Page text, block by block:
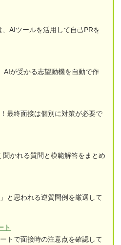
AIツールを活用して自己PRを
AIが受かる志望動機を自動で作
最終面接は個別に対策が必要で
聞かれる質問と模範解答をまとめ
と思われる逆質問例を厳選して
ト
トで面接時の注意点を確認して